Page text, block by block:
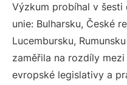
Výzkum probíhal v šesti
unie: Bulharsku, České
Lucembursku,
zaměřila na rozdíly
evropské legislativy a